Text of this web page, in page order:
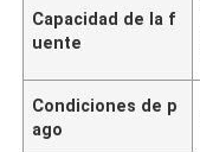
Capacidad de la f
uente
Condiciones de p
ago